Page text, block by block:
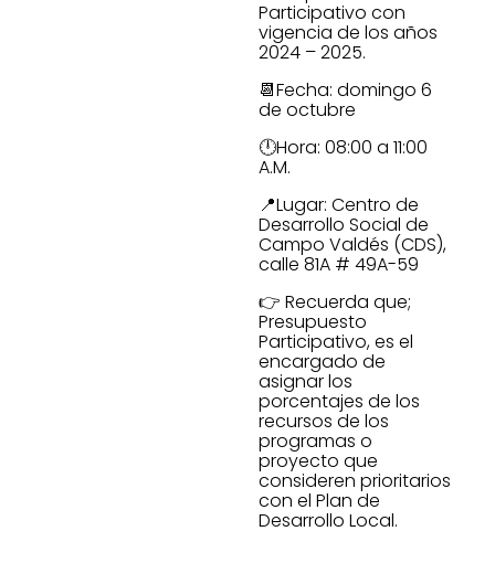
Participativo con
vigencia de los años
2024 – 2025.
📆Fecha: domingo 6
de octubre
🕛Hora: 08:00 a 11:00
A.M.
📍Lugar: Centro de
Desarrollo Social de
Campo Valdés (CDS),
calle 81A # 49A-59
👉 Recuerda que;
Presupuesto
Participativo, es el
encargado de
asignar los
porcentajes de los
recursos de los
programas o
proyecto que
consideren prioritarios
con el Plan de
Desarrollo Local.